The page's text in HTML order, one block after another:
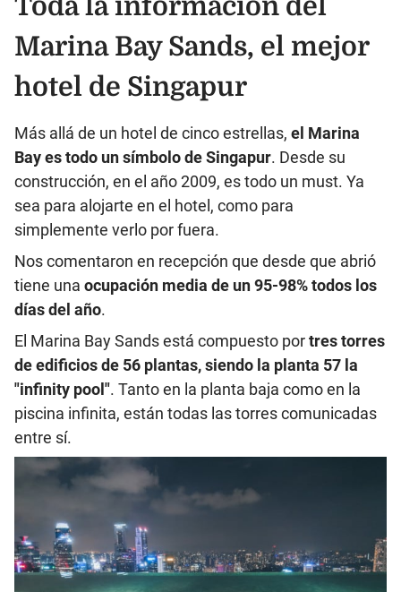
Toda la información del
Marina Bay Sands, el mejor
hotel de Singapur
Más allá de un hotel de cinco estrellas, el Marina
Bay es todo un símbolo de Singapur. Desde su
construcción, en el año 2009, es todo un must. Ya
sea para alojarte en el hotel, como para
simplemente verlo por fuera.
Nos comentaron en recepción que desde que abrió
tiene una ocupación media de un 95-98% todos los
días del año.
El Marina Bay Sands está compuesto portres torres
de edificios de 56 plantas, siendo la planta 57 la
"infinity pool". Tanto en la planta baja como en la
piscina infinita, están todas las torres comunicadas
entre sí.